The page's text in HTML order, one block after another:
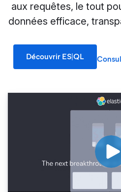
aux requêtes, le tout
données efficace,
Découvrir ES|QL